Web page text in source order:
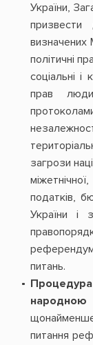
України,
призвести
визначених
політичні
соціальні
прав
загрози
податків,
України і
питань.
народною
питання